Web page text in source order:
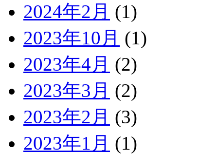
2024年2月 (1)
2023年10月 (1)
2023年4月 (2)
2023年3月 (2)
2023年2月 (3)
2023年1月 (1)